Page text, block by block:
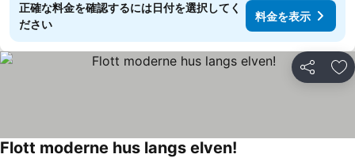
正確な料金を確認するには日付を選択してく
ださい
料金を表示
シェア お
Flott moderne hus langs elven!